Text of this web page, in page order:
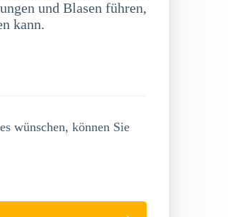
kann.
wünschen, können Sie